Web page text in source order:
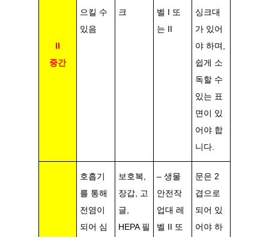
II
중간
으킬 수
있음
크
벨 I 또
는 II
싱크대
가 있어
야 하며,
쉽게 소
독할 수
있는 표
면이 있
어야 합
니다.
호흡기
를 통해
전염이
되어 심
보호복,
장갑, 고
글,
HEPA 필
– 생물
안전작
업대 레
벨 II 또
문은 2
겹으로
되어 있
어야 하